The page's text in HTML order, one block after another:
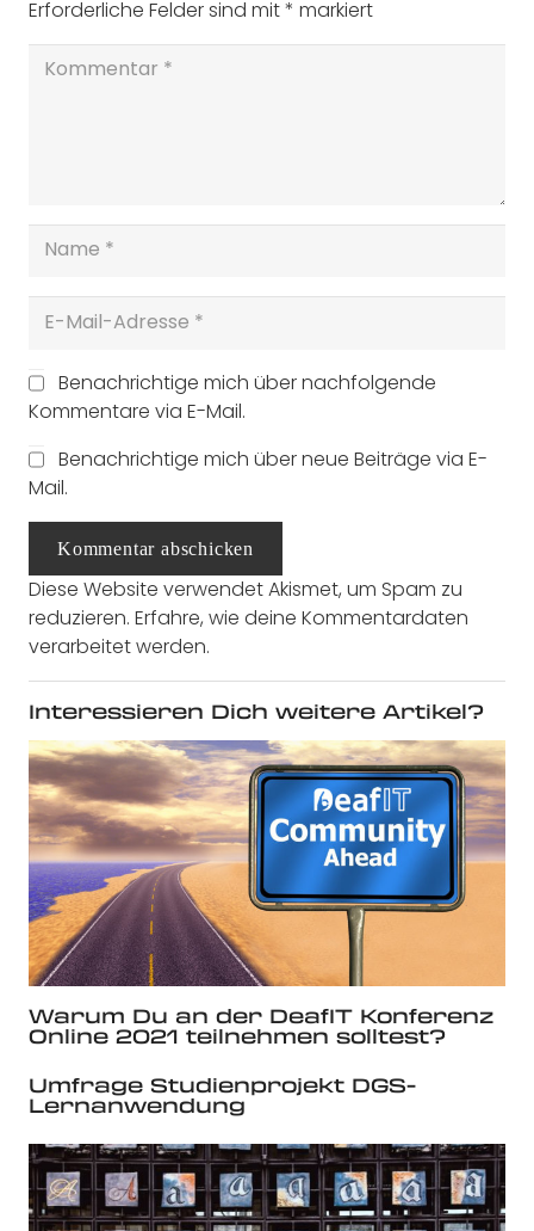
Erforderliche Felder sind mit* markiert
Benachrichtige mich über nachfolgende
Kommentare via E-Mail.
Benachrichtige mich über neue Beiträge via E-
Mail.
Kommentar abschicken
Diese Website verwendet Akismet, um Spam zu
reduzieren. Erfahre, wie deine Kommentardaten
verarbeitet werden.
Interessieren Dich weitere Artikel?
Warum Du an der DeafIT Konferenz
Online 2021 teilnehmen solltest?
Umfrage Studienprojekt DGS-
Lernanwendung